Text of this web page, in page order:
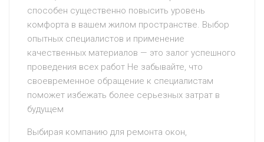
способен существенно повысить уровень
комфорта в вашем жилом пространстве. Выбор
опытных специалистов и применение
качественных материалов — это залог успешного
проведения всех работ Не забывайте, что
своевременное обращение к специалистам
поможет избежать более серьезных затрат в
будущем
Выбирая компанию для ремонта окон,